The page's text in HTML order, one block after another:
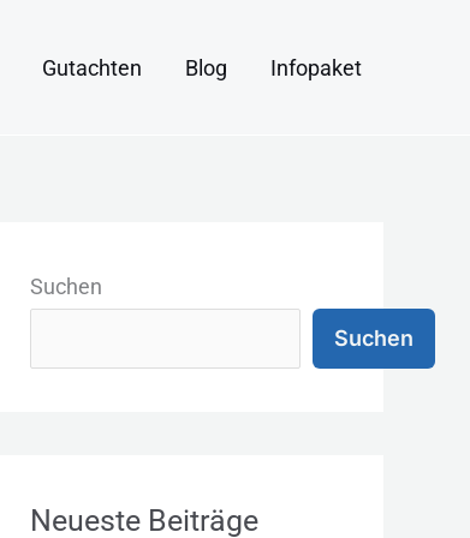
Gutachten Blog Infopaket
Suchen
Suchen
Neueste Beiträge
a
e